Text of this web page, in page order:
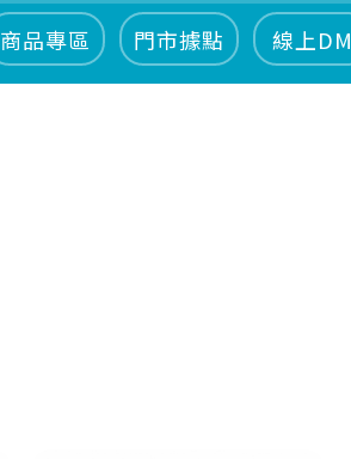
商品專區 門市據點 線上DM